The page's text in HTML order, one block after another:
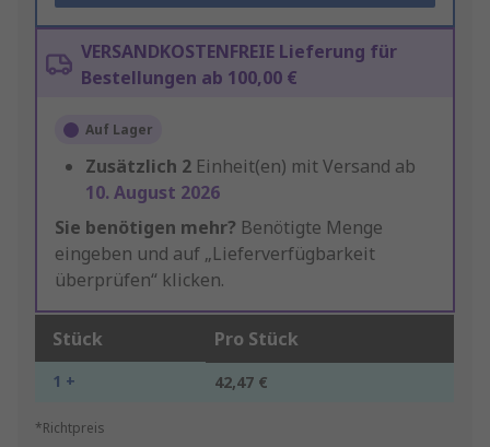
VERSANDKOSTENFREIE Lieferung für
Bestellungen ab 100,00 €
Auf Lager
Zusätzlich 2 Einheit(en) mit Versand ab
10. August 2026
Sie benötigen mehr? Benötigte Menge
eingeben und auf „Lieferverfügbarkeit
überprüfen“ klicken.
Stück Pro Stück
1 + 42,47 €
*Richtpreis